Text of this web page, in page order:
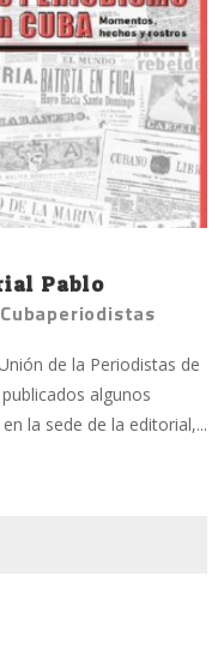
Pablo
de la Periodistas de
algunos
la sede de la editorial,...